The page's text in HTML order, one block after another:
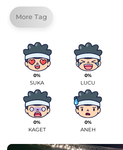
More Tag
0%
SUKA
0%
LUCU
0%
KAGET
0%
ANEH